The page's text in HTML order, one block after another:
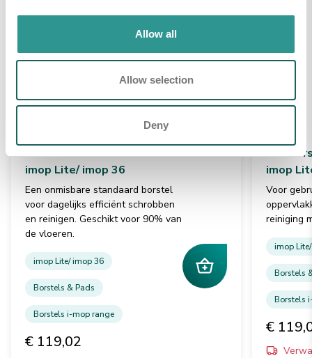
Allow all
Allow selection
Deny
Set borstels medium blauw
imop Lite/ imop 36
Een onmisbare standaard borstel
voor dagelijks efficiënt schrobben
en reinigen. Geschikt voor 90% van
de vloeren.
imop Lite/ imop 36
Borstels & Pads
Borstels i-mop range
€ 119,02
Set
imop
Voor
reiniging
imop
Borstels
Borstels
€